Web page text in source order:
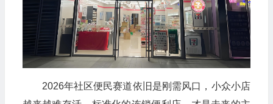
2026年社区便民赛道依旧是刚需风口，小众小店